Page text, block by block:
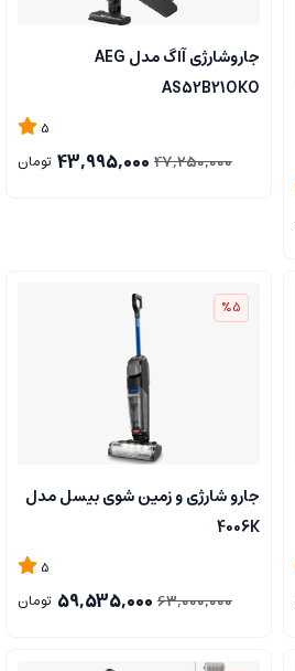
جاروشارژی آاگ مدل AEG
AS52B21OKO
5
47,250,000
43,995,000 تومان
%5
جارو شارژی و زمین شوی بیسل مدل
4006K
5
63,000,000
59,535,000 تومان